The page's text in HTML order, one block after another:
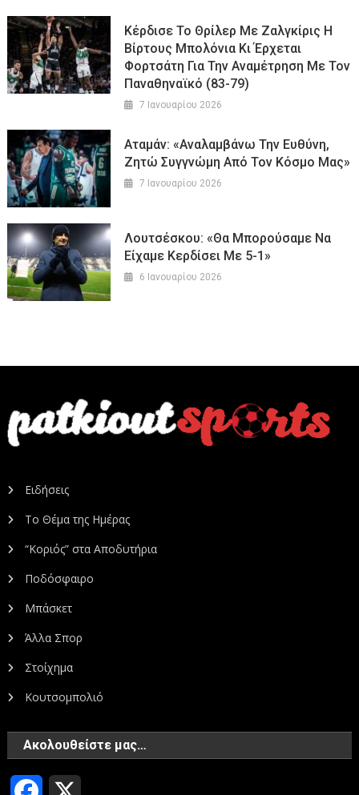
Κέρδισε Το Θρίλερ Με Ζαλγκίρις Η
Βίρτους Μπολόνια Κι Έρχεται
Φορτσάτη Για Την Αναμέτρηση Με Τον
Παναθηναϊκό (83-79)
7 Ιανουαρίου 2026
Αταμάν: «Αναλαμβάνω Την Ευθύνη,
Ζητώ Συγγνώμη Από Τον Κόσμο Μας»
7 Ιανουαρίου 2026
Λουτσέσκου: «Θα Μπορούσαμε Να
Είχαμε Κερδίσει Με 5-1»
6 Ιανουαρίου 2026
Ειδήσεις
Το Θέμα της Ημέρας
“Κοριός” στα Αποδυτήρια
Ποδόσφαιρο
Μπάσκετ
Άλλα Σπορ
Στοίχημα
Κουτσομπολιό
Ακολουθείστε μας…
Facebook